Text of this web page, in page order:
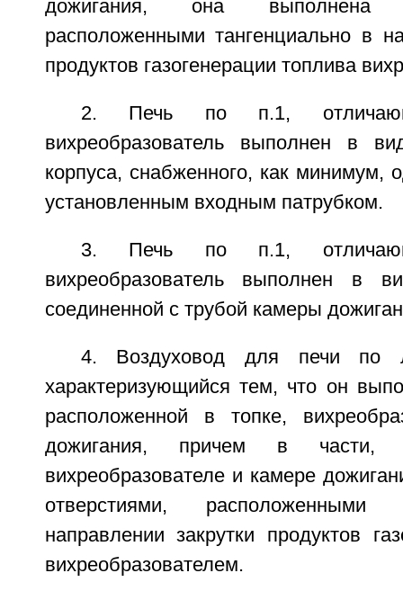
дожигания, она выполнена
расположенными тангенциально в
продуктов газогенерации топлива
2. Печь по п.1,
вихреобразователь выполнен в
корпуса, снабженного, как минимум,
установленным входным патрубком.
3. Печь по п.1,
вихреобразователь выполнен в
соединенной с трубой камеры
4. Воздуховод для печи по
характеризующийся тем, что он
расположенной в топке,
дожигания, причем в части,
вихреобразователе и камере
отверстиями, расположенными
направлении закрутки продуктов
вихреобразователем.